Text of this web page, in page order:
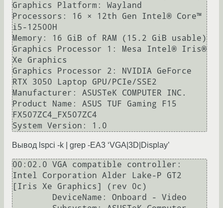
Graphics Platform: Wayland
Processors: 16 × 12th Gen Intel® Core™
i5-12500H
Memory: 16 GiB of RAM (15.2 GiB usable)
Graphics Processor 1: Mesa Intel® Iris®
Xe Graphics
Graphics Processor 2: NVIDIA GeForce
RTX 3050 Laptop GPU/PCIe/SSE2
Manufacturer: ASUSTeK COMPUTER INC.
Product Name: ASUS TUF Gaming F15
FX507ZC4_FX507ZC4
Вывод lspci -k | grep -EA3 ‘VGA|3D|Display’
00:02.0 VGA compatible controller:
Intel Corporation Alder Lake-P GT2
[Iris Xe Graphics] (rev 0c)